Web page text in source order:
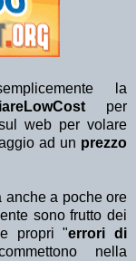
la
per
web per volare
ad un prezzo
anche a poche ore
sono frutto dei
propri "errori di
nella